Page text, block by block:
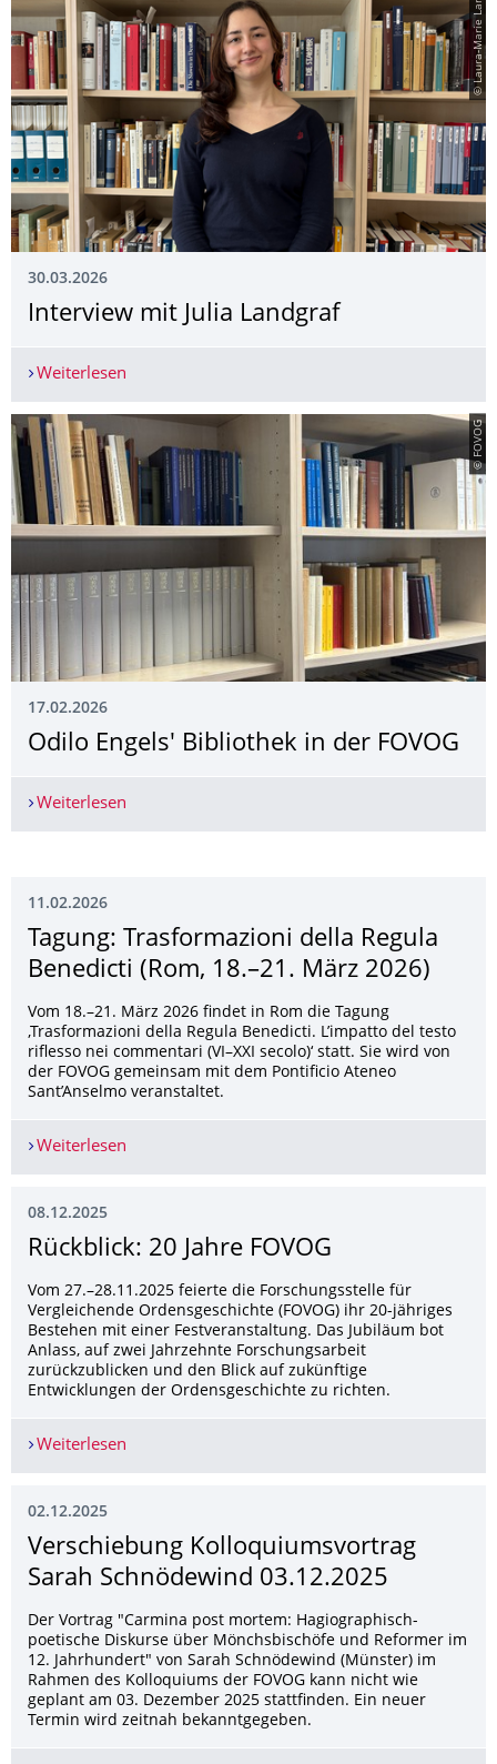
© Laura-Marie Lang
30.03.2026
Interview mit Julia Landgraf
Weiterlesen
© FOVOG
17.02.2026
Odilo Engels' Bibliothek in der FOVOG
Weiterlesen
11.02.2026
Tagung: Trasformazioni della Regula
Benedicti (Rom, 18.–21. März 2026)
Vom 18.–21. März 2026 findet in Rom die Tagung
‚Trasformazioni della Regula Benedicti. L’impatto del testo
riflesso nei commentari (VI–XXI secolo)‘ statt. Sie wird von
der FOVOG gemeinsam mit dem Pontificio Ateneo
Sant’Anselmo veranstaltet.
Weiterlesen
08.12.2025
Rückblick: 20 Jahre FOVOG
Vom 27.–28.11.2025 feierte die Forschungsstelle für
Vergleichende Ordensgeschichte (FOVOG) ihr 20-jähriges
Bestehen mit einer Festveranstaltung. Das Jubiläum bot
Anlass, auf zwei Jahrzehnte Forschungsarbeit
zurückzublicken und den Blick auf zukünftige
Entwicklungen der Ordensgeschichte zu richten.
Weiterlesen
02.12.2025
Verschiebung Kolloquiumsvortrag
Sarah Schnödewind 03.12.2025
Der Vortrag "Carmina post mortem: Hagiographisch-
poetische Diskurse über Mönchsbischöfe und Reformer im
12. Jahrhundert" von Sarah Schnödewind (Münster) im
Rahmen des Kolloquiums der FOVOG kann nicht wie
geplant am 03. Dezember 2025 stattfinden. Ein neuer
Termin wird zeitnah bekanntgegeben.